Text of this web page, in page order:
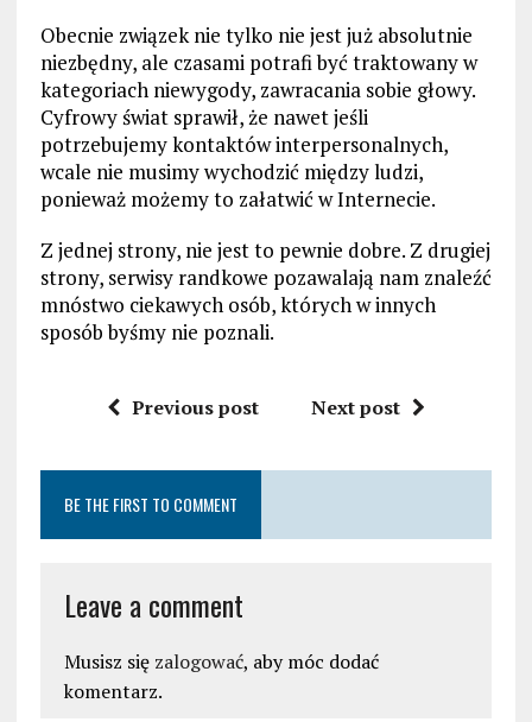
Obecnie związek nie tylko nie jest już absolutnie
niezbędny, ale czasami potrafi być traktowany w
kategoriach niewygody, zawracania sobie głowy.
Cyfrowy świat sprawił, że nawet jeśli
potrzebujemy kontaktów interpersonalnych,
wcale nie musimy wychodzić między ludzi,
ponieważ możemy to załatwić w Internecie.
Z jednej strony, nie jest to pewnie dobre. Z drugiej
strony, serwisy randkowe pozawalają nam znaleźć
mnóstwo ciekawych osób, których w innych
sposób byśmy nie poznali.
Previous post Next post
BE THE FIRST TO COMMENT
Leave a comment
Musisz się zalogować, aby móc dodać
komentarz.